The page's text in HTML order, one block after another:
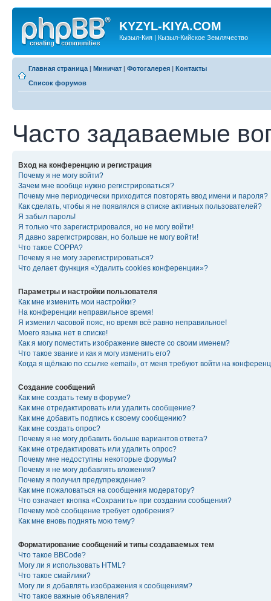
KYZYL-KIYA.COM
Кызыл-Кия | Кызыл-Кийское Землячество
Главная страница | Миничат | Фотогалерея | Контакты
Список форумов
Часто задаваемые
Вход на конференцию и регистрация
Почему я не могу войти?
Зачем мне вообще нужно регистрироваться?
Почему мне периодически приходится повторять ввод имени и пароля?
Как сделать, чтобы я не появлялся в списке активных пользователей?
Я забыл пароль!
Я только что зарегистрировался, но не могу войти!
Я давно зарегистрирован, но больше не могу войти!
Что такое COPPA?
Почему я не могу зарегистрироваться?
Что делает функция «Удалить cookies конференции»?
Параметры и настройки пользователя
Как мне изменить мои настройки?
На конференции неправильное время!
Я изменил часовой пояс, но время всё равно неправильное!
Моего языка нет в списке!
Как я могу поместить изображение вместе со своим именем?
Что такое звание и как я могу изменить его?
Когда я щёлкаю по ссылке «email», от меня требуют войти на
Создание сообщений
Как мне создать тему в форуме?
Как мне отредактировать или удалить сообщение?
Как мне добавить подпись к своему сообщению?
Как мне создать опрос?
Почему я не могу добавить больше вариантов ответа?
Как мне отредактировать или удалить опрос?
Почему мне недоступны некоторые форумы?
Почему я не могу добавлять вложения?
Почему я получил предупреждение?
Как мне пожаловаться на сообщения модератору?
Что означает кнопка «Сохранить» при создании сообщения?
Почему моё сообщение требует одобрения?
Как мне вновь поднять мою тему?
Форматирование сообщений и типы создаваемых тем
Что такое BBCode?
Могу ли я использовать HTML?
Что такое смайлики?
Могу ли я добавлять изображения к сообщениям?
Что такое важные объявления?